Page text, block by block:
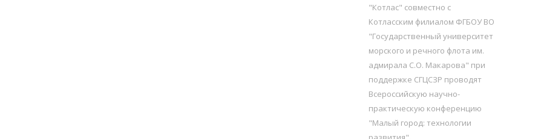
"Котлас" совместно с
Котласским филиалом ФГБОУ ВО
"Государственный университет
морского и речного флота им.
адмирала С.О. Макарова" при
поддержке СГЦСЗР проводят
Всероссийскую научно-
практическую конференцию
"Малый город: технологии